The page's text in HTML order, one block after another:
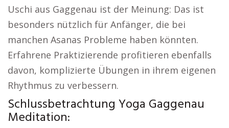
Uschi aus Gaggenau ist der Meinung: Das ist
besonders nützlich für Anfänger, die bei
manchen Asanas Probleme haben könnten.
Erfahrene Praktizierende profitieren ebenfalls
davon, komplizierte Übungen in ihrem eigenen
Rhythmus zu verbessern.
Schlussbetrachtung Yoga Gaggenau
Meditation: